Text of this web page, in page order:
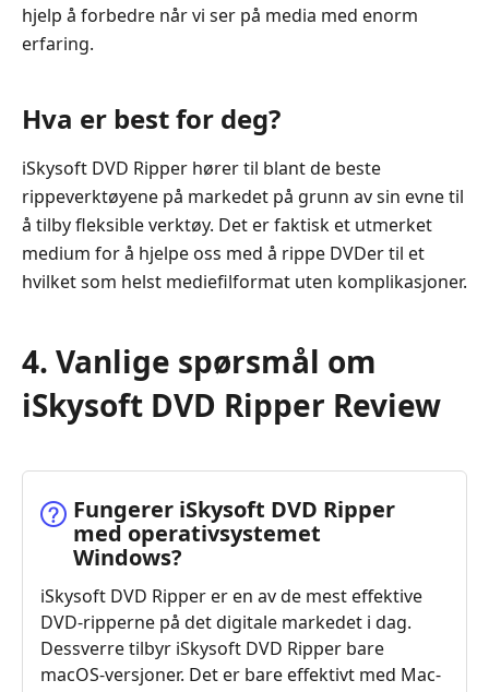
hjelp å forbedre når vi ser på media med enorm
erfaring.
Hva er best for deg?
iSkysoft DVD Ripper hører til blant de beste
rippeverktøyene på markedet på grunn av sin evne til
å tilby fleksible verktøy. Det er faktisk et utmerket
medium for å hjelpe oss med å rippe DVDer til et
hvilket som helst mediefilformat uten komplikasjoner.
4. Vanlige spørsmål om
iSkysoft DVD Ripper Review
Fungerer iSkysoft DVD Ripper
med operativsystemet
Windows?
iSkysoft DVD Ripper er en av de mest effektive
DVD-ripperne på det digitale markedet i dag.
Dessverre tilbyr iSkysoft DVD Ripper bare
macOS-versjoner. Det er bare effektivt med Mac-